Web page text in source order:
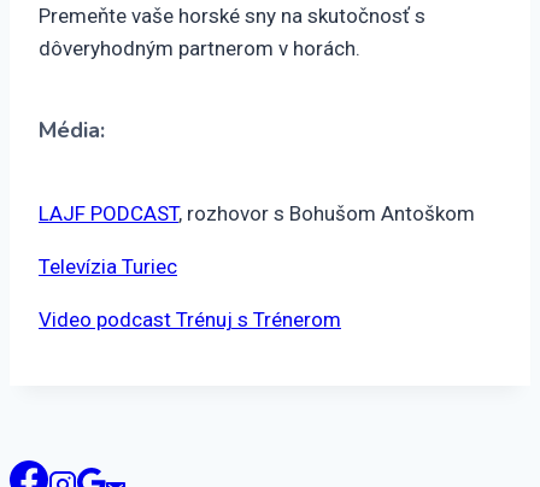
Premeňte vaše horské sny na skutočnosť s
dôveryhodným partnerom v horách.
Média:
LAJF PODCAST, rozhovor s Bohušom Antoškom
Televízia Turiec
Video podcast Trénuj s Trénerom